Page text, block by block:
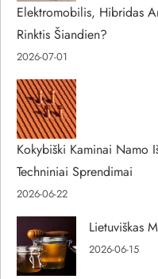
Elektromobilis, Hibridas
Rinktis Šiandien?
2026-07-01
Kokybiški Kaminai Namo
Techniniai Sprendimai
2026-06-22
Lietuviškas
2026-06-15